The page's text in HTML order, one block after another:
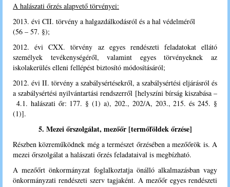
A halászati őrzés alapvető törvényei:
2013. évi CII. törvény a halgazdálkodásról és a hal védelméről
(56 – 57. §);
2012. évi CXX. törvény az egyes rendészeti feladatokat ellátó
személyek tevékenységéről, valamint egyes törvényeknek az
iskolakerülés elleni fellépést biztosító módosításáról;
2012. évi II. törvény a szabálysértésekről, a szabálysértési eljárásról és
a szabálysértési nyilvántartási rendszerről [helyszíni bírság kiszabása –
4.1. halászati őr: 177. § (1) a), 202., 202/A, 203., 215. és 245. §
(1)].
5. Mezei őrszolgálat, mezőőr [termőföldek őrzése]
Részben közreműködnek még a természet őrzésében a mezőőrök is. A
mezei őrszolgálat a halászati őrzés feladataival is megbízható.
A mezőőrt önkormányzat foglalkoztatja önálló alkalmazásban vagy
önkormányzati rendészeti szerv tagjaként. A mezőőr egyes rendészeti